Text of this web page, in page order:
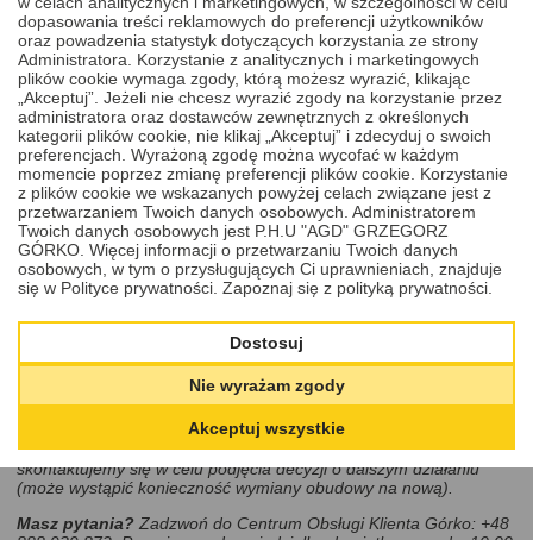
Szukasz innej usługi?W naszym serwisie nie tylko naprawisz
elektronikę klucza, ale możesz skorzystać także z usług naprawy
stacyjki, zamka lubwymiany obudowy klucza. Takie oferty,
dostosowane do Twojego modelu auta, znajdziesz pod spodem w
rekomendowanych produktach i usługach.
Cena
120,00 PLN DODAJ DO KOSZYKA
Cena zawiera:
mycie w myjce ultradzwiekowej,
usługę naprawy, regeneracji pilota - klucza Opel 2002 -
2020,
nową baterię firmy Energizer lub Panasonic.
jeżeli w wyniku oględzin stwierdzimy, że obudowa klucza
jest zniszczona i uniemożliwia jego poprawne działanie -
skontaktujemy się w celu podjęcia decyzji o dalszym działaniu
(może wystąpić konieczność wymiany obudowy na nową).
Masz pytania? Zadzwoń do Centrum Obsługi Klienta Górko: +48
dopasowania treści reklamowych do preferencji użytkowników
oraz powadzenia statystyk dotyczących korzystania ze strony
Administratora. Korzystanie z analitycznych i marketingowych
plików cookie wymaga zgody, którą możesz wyrazić, klikając
„Akceptuj”. Jeżeli nie chcesz wyrazić zgody na korzystanie przez
administratora oraz dostawców zewnętrznych z określonych
kategorii plików cookie, nie klikaj „Akceptuj” i zdecyduj o swoich
preferencjach. Wyrażoną zgodę można wycofać w każdym
momencie poprzez zmianę preferencji plików cookie. Korzystanie
z plików cookie we wskazanych powyżej celach związane jest z
przetwarzaniem Twoich danych osobowych. Administratorem
Twoich danych osobowych jest P.H.U "AGD" GRZEGORZ
GÓRKO. Więcej informacji o przetwarzaniu Twoich danych
osobowych, w tym o przysługujących Ci uprawnieniach, znajduje
się w Polityce prywatności. Zapoznaj się z polityką prywatności.
Dostosuj
Nie wyrażam zgody
Akceptuj wszystkie